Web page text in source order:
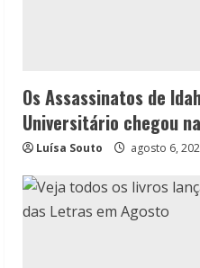
Os Assassinatos de
Universitário chegou
Luísa Souto agosto 6,